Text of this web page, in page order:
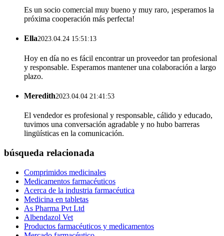
Es un socio comercial muy bueno y muy raro, ¡esperamos la
próxima cooperación más perfecta!
Ella2023.04.24 15:51:13
Hoy en día no es fácil encontrar un proveedor tan profesional
y responsable. Esperamos mantener una colaboración a largo
plazo.
Meredith2023.04.04 21:41:53
El vendedor es profesional y responsable, cálido y educado,
tuvimos una conversación agradable y no hubo barreras
lingüísticas en la comunicación.
búsqueda relacionada
Comprimidos medicinales
Medicamentos farmacéuticos
Acerca de la industria farmacéutica
Medicina en tabletas
As Pharma Pvt Ltd
Albendazol Vet
Productos farmacéuticos y medicamentos